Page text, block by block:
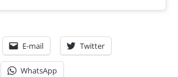
E-mail Twitter
WhatsApp